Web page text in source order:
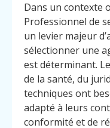
Dans un contexte
Professionnel de
un levier majeur
sélectionner une
est déterminant.
de la santé, du
techniques ont
adapté à leurs
conformité et de